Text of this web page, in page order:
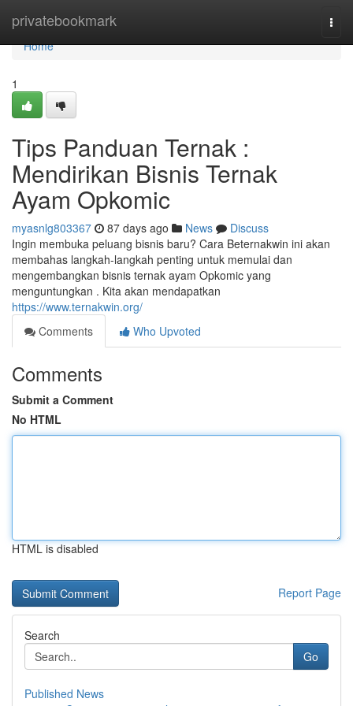
privatebookmark
Home
Home
1
Tips Panduan Ternak :
Mendirikan Bisnis Ternak
Ayam Opkomic
myasnlg803367 87 days ago News
Discuss
Ingin membuka peluang bisnis baru? Cara Beternakwin ini akan
membahas langkah-langkah penting untuk memulai dan
mengembangkan bisnis ternak ayam Opkomic yang
menguntungkan . Kita akan mendapatkan
https://www.ternakwin.org/
Comments
Who Upvoted
Comments
Submit a Comment
No HTML
HTML is disabled
Report Page
Search
Go
Published News